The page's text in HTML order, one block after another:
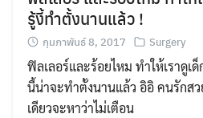
Search
for:
รู้งี้ทำตั้งนานแล้ว !
กุมภาพันธ์ 8, 2017 Surgery
ฟิลเลอร์และร้อยไหม ทำให้เราดูเ
นี้น่าจะทำตั้งนานแล้ว อิอิ คนรักส
เดียวจะหาว่าไม่เตือน